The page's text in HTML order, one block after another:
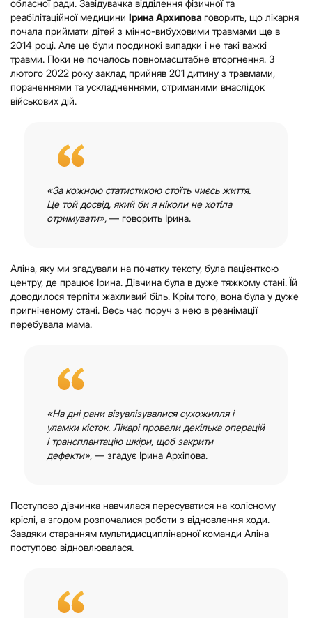
обласної ради. Завідувачка відділення фізичної та
реабілітаційної медицини Ірина Архипова говорить, що лікарня
почала приймати дітей з мінно-вибуховими травмами ще в
2014 році. Але це були поодинокі випадки і не такі важкі
травми. Поки не почалось повномасштабне вторгнення. З
лютого 2022 року заклад прийняв 201 дитину з травмами,
пораненнями та ускладненнями, отриманими внаслідок
військових дій.
«За кожною статистикою стоїть чиєсь життя.
Це той досвід, який би я ніколи не хотіла
отримувати», — говорить Ірина.
Аліна, яку ми згадували на початку тексту, була пацієнткою
центру, де працює Ірина. Дівчина була в дуже тяжкому стані. Їй
доводилося терпіти жахливий біль. Крім того, вона була у дуже
пригніченому стані. Весь час поруч з нею в реанімації
перебувала мама.
«На дні рани візуалізувалися сухожилля і
уламки кісток. Лікарі провели декілька операцій
і трансплантацію шкіри, щоб закрити
дефекти», — згадує Ірина Архіпова.
Поступово дівчинка навчилася пересуватися на колісному
кріслі, а згодом розпочалися роботи з відновлення ходи.
Завдяки старанням мультидисциплінарної команди Аліна
поступово відновлювалася.